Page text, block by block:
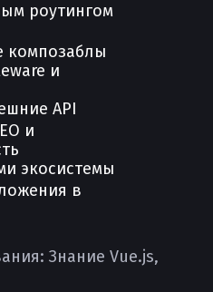
роутингом
композаблы
и
API
и
экосистемы
в
Знание Vue.js,